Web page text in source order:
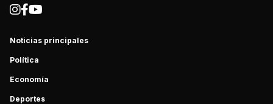
Noticias principales
Política
Economía
Deportes